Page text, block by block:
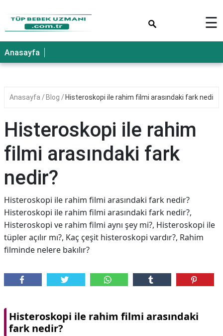
☰
Anasayfa
Anasayfa Blog Histeroskopi ile rahim filmi arasındaki fark nedir?
Histeroskopi ile rahim
filmi arasındaki fark
nedir?
Histeroskopi ile rahim filmi arasındaki fark nedir?
Histeroskopi ile rahim filmi arasındaki fark nedir?,
Histeroskopi ve rahim filmi aynı şey mi?, Histeroskopi ile
tüpler açılır mı?, Kaç çeşit histeroskopi vardır?, Rahim
filminde nelere bakılır?
Histeroskopi ile rahim filmi arasındaki
fark nedir?